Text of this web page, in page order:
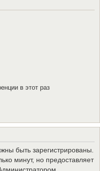
в этот раз
быть зарегистрированы.
минут, но предоставляет